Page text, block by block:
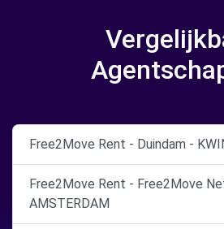
Free2Move Rent - Duindam -
Free2Move Rent - Free2Move
AMSTERDAM